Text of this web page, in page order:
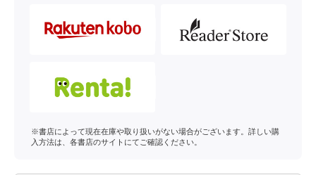
※書店によって現在在庫や取り扱いがない場合がございます。詳しい購
入方法は、各書店のサイトにてご確認ください。